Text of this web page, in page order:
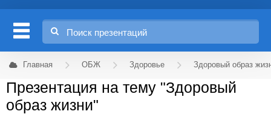
Главная ОБЖ Здоровье Здоровый образ
Презентация на тему "Здоровый
образ жизни"